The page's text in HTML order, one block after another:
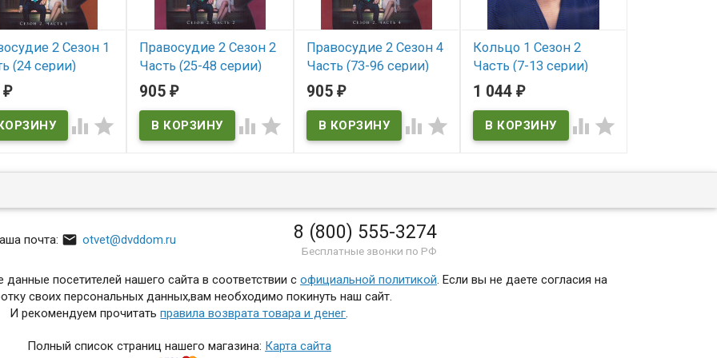
2 Сезон 1
(24 серии)
₽
 
Правосудие 2 Сезон 2
Часть (25-48 серии)
(4DVD)
В наличии
905₽
 
Правосудие 2 Сезон 4
Часть (73-96 серии)
(4DVD)
В наличии
905 ₽
 
Кольцо 1 Сезон 2
Часть (7-13 серии)
(4DVD)
В наличии
1 044₽
 
почта:  otvet@dvddom.ru 8 (800) 555-3274
Бесплатные звонки по РФ
посетителей нашего сайта в соответствии с официальной политикой . Если вы не даете согласия на
своих персональных данных,вам необходимо покинуть наш сайт.
И рекомендуем прочитатьправила возврата товара и денег
Полный список страниц нашего магазина: Карта сайта